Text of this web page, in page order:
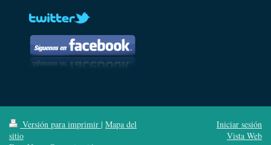
Versión para imprimir | Mapa del
sitio
Iniciar sesión
Vista Web